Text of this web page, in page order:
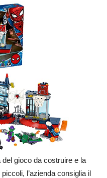
gioco da costruire e la
l’azienda consiglia il